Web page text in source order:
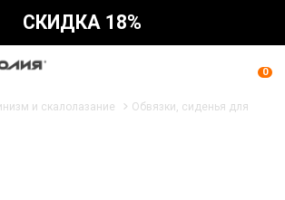
СКИДКА 18%
0
и скалолазание Обвязки, сиденья для